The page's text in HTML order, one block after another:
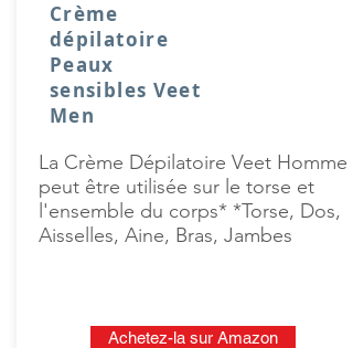
Crème
dépilatoire
Peaux
sensibles Veet
Men
La Crème Dépilatoire Veet Homme
peut être utilisée sur le torse et
l'ensemble du corps* *Torse, Dos,
Aisselles, Aine, Bras, Jambes
Achetez-la sur Amazon